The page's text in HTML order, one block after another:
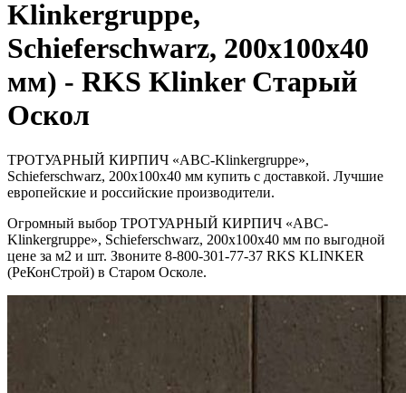
Klinkergruppe,
Schieferschwarz, 200х100х40
мм) - RKS Klinker Старый
Оскол
ТРОТУАРНЫЙ КИРПИЧ «ABC-Klinkergruppe»,
Schieferschwarz, 200х100х40 мм купить с доставкой. Лучшие
европейские и российские производители.
Огромный выбор ТРОТУАРНЫЙ КИРПИЧ «ABC-
Klinkergruppe», Schieferschwarz, 200х100х40 мм по выгодной
цене за м2 и шт. Звоните 8-800-301-77-37 RKS KLINKER
(РеКонСтрой) в Старом Осколе.